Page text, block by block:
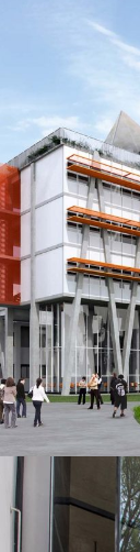
EDIFICIOS